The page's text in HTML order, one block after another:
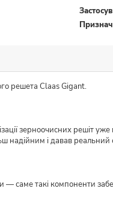
решета Claas Gigant.
зерноочисних решіт
надійним і давав
такі компоненти